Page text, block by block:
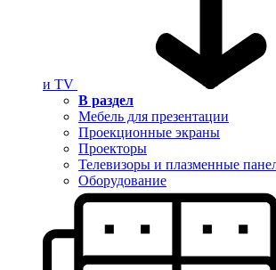
и TV
В раздел
Мебель для презентации
Проекционные экраны
Проекторы
Телевизоры и плазменные
Оборудование